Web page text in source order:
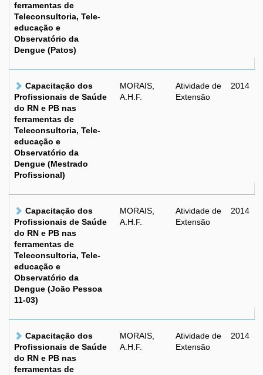
ferramentas de
Teleconsultoria, Tele-
educação e
Observatório da
Dengue (Patos)
Capacitação dos
Profissionais de Saúde
do RN e PB nas
ferramentas de
Teleconsultoria, Tele-
educação e
Observatório da
Dengue (Mestrado
Profissional)
MORAIS,
A.H.F.
Atividade de
Extensão
2014
Capacitação dos
Profissionais de Saúde
do RN e PB nas
ferramentas de
Teleconsultoria, Tele-
educação e
Observatório da
Dengue (João Pessoa
11-03)
MORAIS,
A.H.F.
Atividade de
Extensão
2014
Capacitação dos
Profissionais de Saúde
do RN e PB nas
ferramentas de
MORAIS,
A.H.F.
Atividade de
Extensão
2014